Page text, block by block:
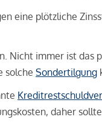
eine plötzliche
Nicht immer ist das
solche Sondertilgung
daher